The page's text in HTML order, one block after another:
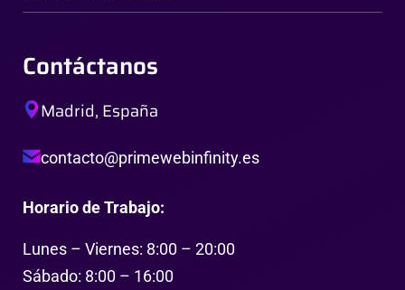
Contáctanos
Madrid, España
contacto@primewebinfinity.es
Horario de Trabajo:
Lunes – Viernes: 8:00 – 20:00
Sábado: 8:00 – 16:00